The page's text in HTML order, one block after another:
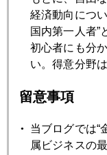
2020年10月22日
バイデンリフレを
2020年10月21日
米コロナ追加財政
経済動向につ
国内第一人者”
初心者にも分
い。得意分野
留意事項
当ブログでは“
属ビジネスの